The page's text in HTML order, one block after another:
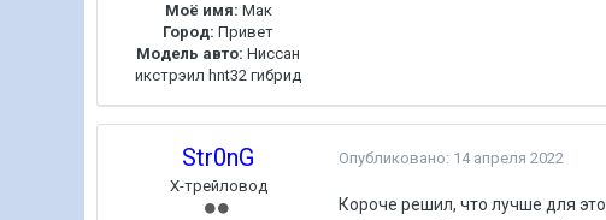
Моё имя: Мак
Город: Привет
Модель авто: Ниссан
икстрэил hnt32 гибрид
Str0nG
Х-трейловод
Опубликовано: 14 апреля 2022
Короче решил, что лучше для